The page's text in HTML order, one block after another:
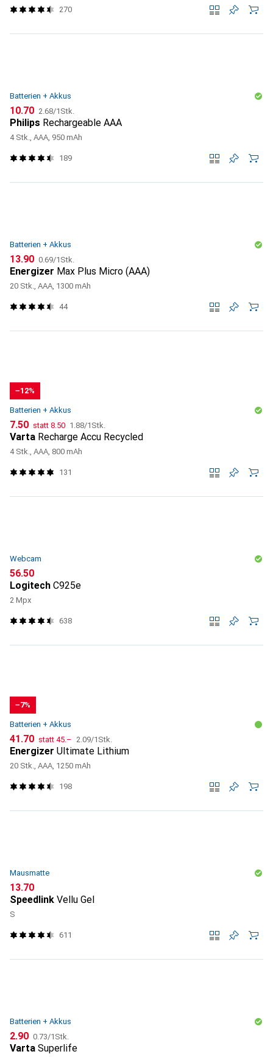
270
Batterien + Akkus
CHF
10.70 CHF
2.68/1Stk.
Philips Rechargeable AAA
4 Stk., AAA, 950 mAh
189
Batterien + Akkus
CHF
13.90 CHF
0.69/1Stk.
Energizer Max Plus Micro (AAA)
20 Stk., AAA, 1300 mAh
44
−12%
Batterien + Akkus
CHF
7.50 statt CHF
8.50 CHF
1.88/1Stk.
Varta Recharge Accu Recycled
4 Stk., AAA, 800 mAh
131
Webcam
CHF
56.50
Logitech C925e
2 Mpx
638
−7%
Batterien + Akkus
CHF
41.70 statt CHF
45.– CHF
2.09/1Stk.
Energizer Ultimate Lithium
20 Stk., AAA, 1250 mAh
198
Mausmatte
CHF
13.70
Speedlink Vellu Gel
S
611
Batterien + Akkus
CHF
2.90 CHF
0.73/1Stk.
Varta Superlife